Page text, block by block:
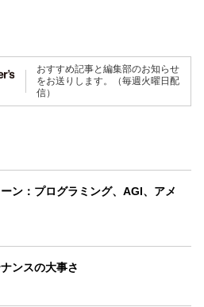
おすすめ記事と編集部のお知らせ
をお送りします。（毎週火曜日配
信）
ン：プログラミング、AGI、アメ
ンスの大事さ